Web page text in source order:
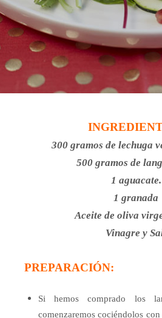
300 gramos de lechuga
500 gramos de
1 aguacate.
1 granada
Aceite de oliva
Vinagre y
PREPARACIÓN:
Si hemos comprado los
comenzaremos cociéndolos